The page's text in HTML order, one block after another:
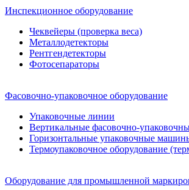
Инспекционное оборудование
Чеквейеры (проверка веса)
Металлодетекторы
Рентгендетекторы
Фотосепараторы
Фасовочно-упаковочное оборудование
Упаковочные линии
Вертикальные фасовочно-
Горизонтальные упаковочные
Термоупаковочное оборудование
Оборудование для промышленной